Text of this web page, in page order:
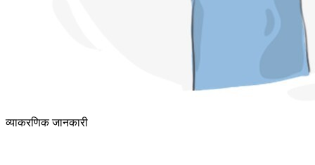
व्याकरणिक जानकारी